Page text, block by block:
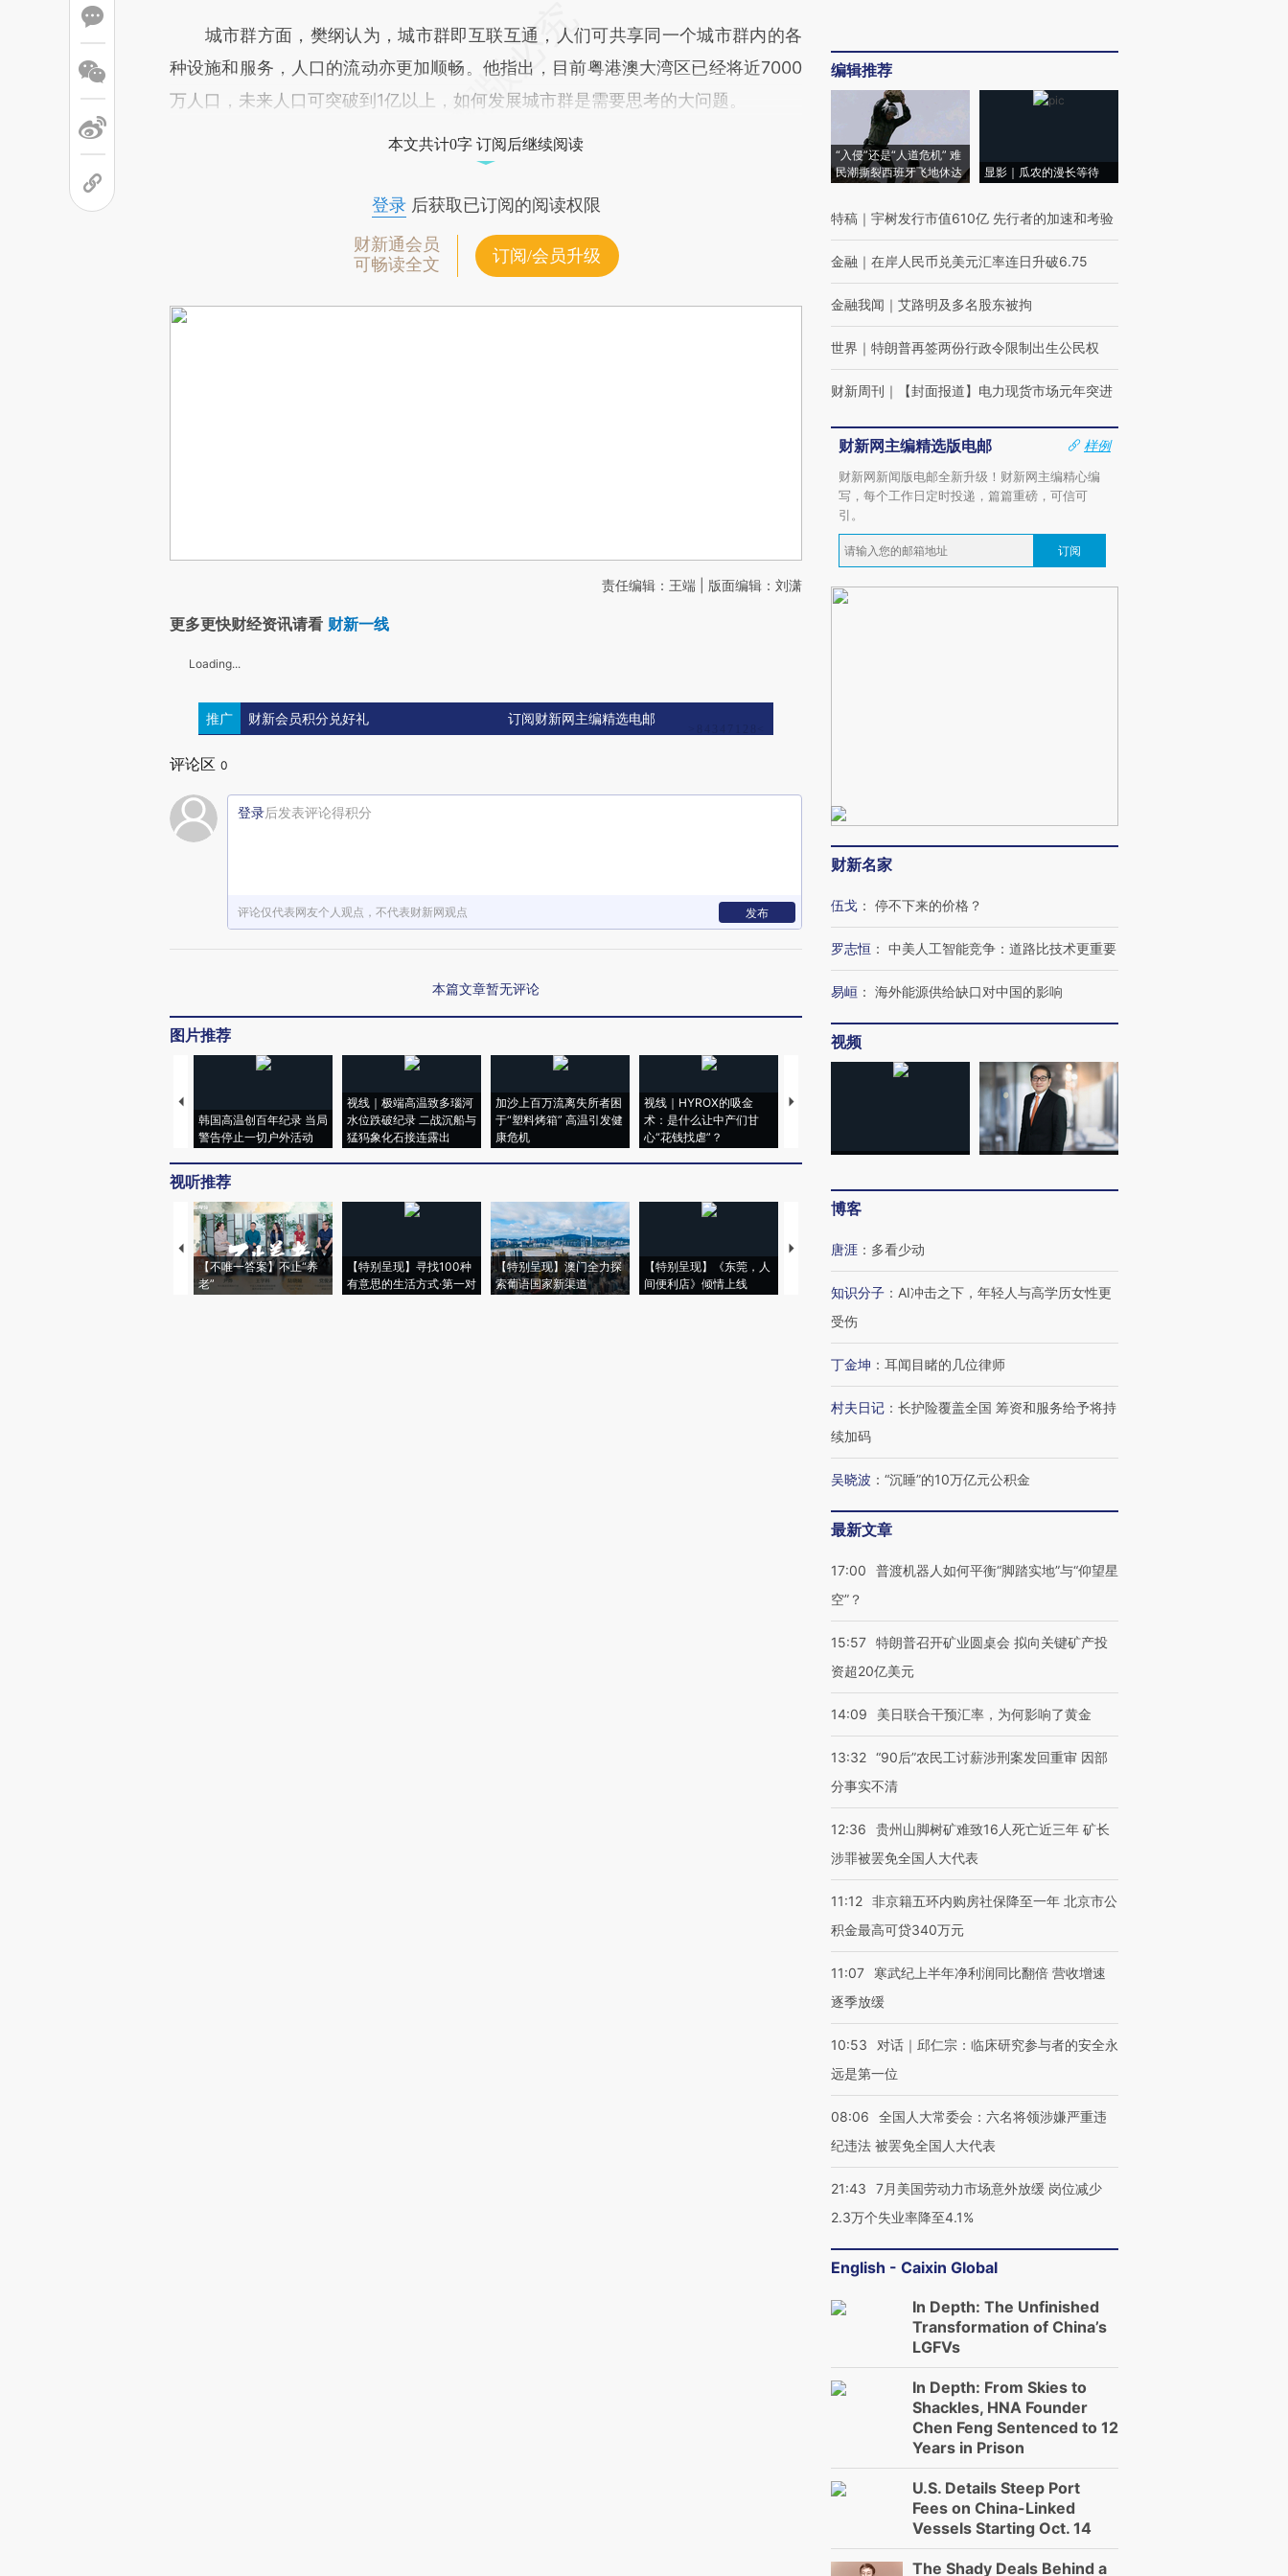
城市群方面，樊纲认为，城市群即互联互通，人们可共享同一个城市群内的各
种设施和服务，人口的流动亦更加顺畅。他指出，目前粤港澳大湾区已经将近7000
万人口，未来人口可突破到1亿以上，如何发展城市群是需要思考的大问题。
本文共计0字 订阅后继续阅读
登录后获取已订阅的阅读权限
财新通会员
可畅读全文
订阅/会员升级
责任编辑：王端 | 版面编辑：刘潇
更多更快财经资讯请看 财新一线
Loading...
推广 财新会员积分兑好礼 订阅财新网主编精选电邮
评论区 0
登录后发表评论得积分
评论仅代表网友个人观点，不代表财新网观点 发布
本篇文章暂无评论
图片推荐
韩国高温创百年纪录 当局
警告停止一切户外活动
视线｜极端高温致多瑙河
水位跌破纪录 二战沉船与
猛犸象化石接连露出
加沙上百万流离失所者困
于“塑料烤箱” 高温引发健
康危机
视线｜HYROX的吸金
术：是什么让中产们甘
心“花钱找虐”？
马航飞行员跨国走私7万
视线｜被称为“蟑螂”的印
度Z世代 用街头抗争将教
育部长拱下台
机”？难民潮撕裂西班牙
飞地休达
视听推荐
【不唯一答案】不止“养
老”
【特别呈现】寻找100种
有意思的生活方式·第一对
【特别呈现】澳门全力探
索葡语国家新渠道
【特别呈现】《东莞，人
间便利店》倾情上线
【推广】走进第四届链博
有意思的生活方式·第三对
住三大增长引擎是什么？
编辑推荐
“入侵”还是“人道危机” 难
民潮撕裂西班牙飞地休达
显影｜瓜农的漫长等待
特稿 ｜ 宇树发行市值610亿 先行者的加速和考验
金融 ｜ 在岸人民币兑美元汇率连日升破6.75
金融我闻 ｜ 艾路明及多名股东被拘
世界 ｜ 特朗普再签两份行政令限制出生公民权
财新周刊 ｜ 【封面报道】电力现货市场元年突进
财新网主编精选版电邮
样例
财新网新闻版电邮全新升级！财新网主编精心编
写，每个工作日定时投递，篇篇重磅，可信可
引。
订阅
财新名家
伍戈 ： 停不下来的价格？
罗志恒 ： 中美人工智能竞争：道路比技术更重要
易峘 ： 海外能源供给缺口对中国的影响
视频
博客
唐涯 ： 多看少动
知识分子 ： AI冲击之下，年轻人与高学历女性更
受伤
丁金坤 ： 耳闻目睹的几位律师
村夫日记 ： 长护险覆盖全国 筹资和服务给予将持
续加码
吴晓波 ： “沉睡”的10万亿元公积金
最新文章
17:00
普渡机器人如何平衡“脚踏实地”与“仰望星
空”？
15:57 特朗普召开矿业圆桌会 拟向关键矿产投
资超20亿美元
14:09 美日联合干预汇率，为何影响了黄金
13:32 “90后”农民工讨薪涉刑案发回重审 因部
分事实不清
12:36
贵州山脚树矿难致16人死亡近三年 矿长
涉罪被罢免全国人大代表
11:12 非京籍五环内购房社保降至一年 北京市公
积金最高可贷340万元
11:07
寒武纪上半年净利润同比翻倍 营收增速
逐季放缓
10:53
对话｜邱仁宗：临床研究参与者的安全永
远是第一位
08:06
全国人大常委会：六名将领涉嫌严重违
纪违法 被罢免全国人大代表
21:43
7月美国劳动力市场意外放缓 岗位减少
2.3万个失业率降至4.1%
English - Caixin Global
In Depth: The Unfinished
Transformation of China’s
LGFVs
In Depth: From Skies to
Shackles, HNA Founder
Chen Feng Sentenced to 12
Years in Prison
U.S. Details Steep Port
Fees on China-Linked
Vessels Starting Oct. 14
The Shady Deals Behind a